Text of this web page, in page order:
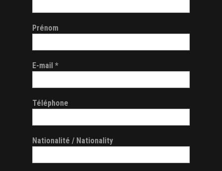
Prénom
E-mail *
Téléphone
Nationalité / Nationality